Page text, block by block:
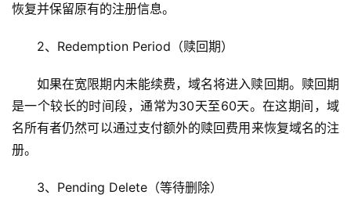
恢复并保留原有的注册信息。
2、Redemption Period（赎回期）
如果在宽限期内未能续费，域名将进入赎回期。赎回期
是一个较长的时间段，通常为30天至60天。在这期间，域
名所有者仍然可以通过支付额外的赎回费用来恢复域名的注
册。
3、Pending Delete（等待删除）